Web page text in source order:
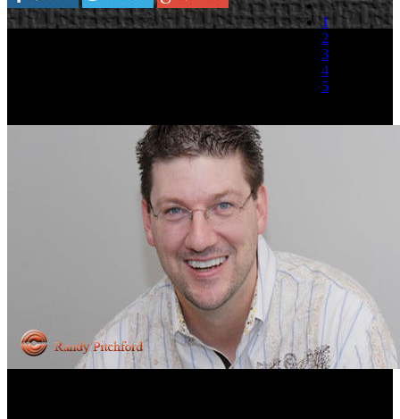
1
2
3
4
5
Plataforma:Industria